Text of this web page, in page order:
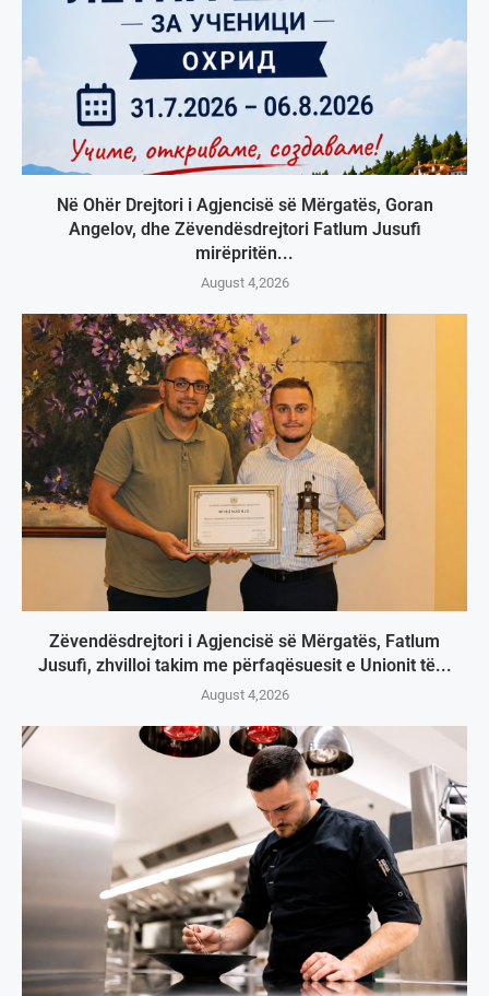
Në Ohër Drejtori i Agjencisë së Mërgatës, Goran
Angelov, dhe Zëvendësdrejtori Fatlum Jusufi
mirëpritën...
August 4,2026
Zëvendësdrejtori i Agjencisë së Mërgatës, Fatlum
Jusufi, zhvilloi takim me përfaqësuesit e Unionit të...
August 4,2026